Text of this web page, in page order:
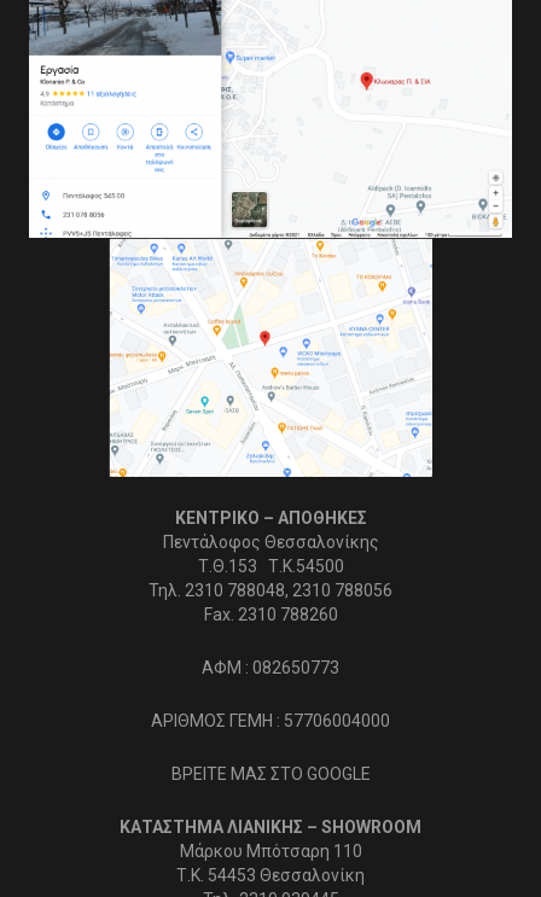
ΚΕΝΤΡΙΚΟ – ΑΠΟΘΗΚΕΣ
Πεντάλοφος Θεσσαλονίκης
Τ.Θ.153 Τ.Κ.54500
Τηλ. 2310 788048, 2310 788056
Fax. 2310 788260
ΑΦΜ : 082650773
ΑΡΙΘΜΟΣ ΓΕΜΗ : 57706004000
ΒΡΕΙΤΕ ΜΑΣ ΣΤΟ GOOGLE
ΚΑΤΑΣΤΗΜΑ ΛΙΑΝΙΚΗΣ – SHOWROOM
Μάρκου Μπότσαρη 110
Τ.Κ. 54453 Θεσσαλονίκη